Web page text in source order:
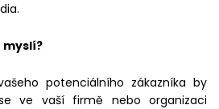
myslí?
potenciálního zákazníka by
ve vaší firmě nebo organizaci